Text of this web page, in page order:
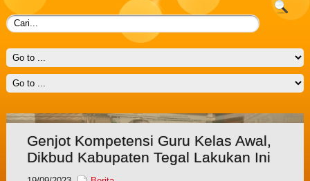
Genjot Kompetensi Guru Kelas Awal,
Dikbud Kabupaten Tegal Lakukan Ini